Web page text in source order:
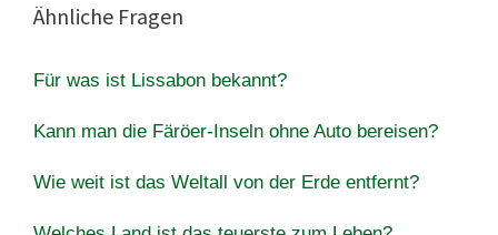
Ähnliche Fragen
Für was ist Lissabon bekannt?
Kann man die Färöer-Inseln ohne Auto bereisen?
Wie weit ist das Weltall von der Erde entfernt?